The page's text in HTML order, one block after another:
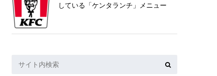
している「ケンタランチ」メニュー